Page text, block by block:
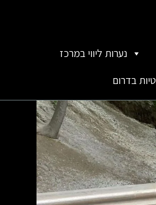
נערות ליווי במרכז
בדרום